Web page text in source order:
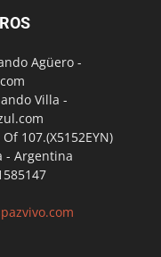
Agüero -
Villa -
107.(X5152EYN)
- Argentina